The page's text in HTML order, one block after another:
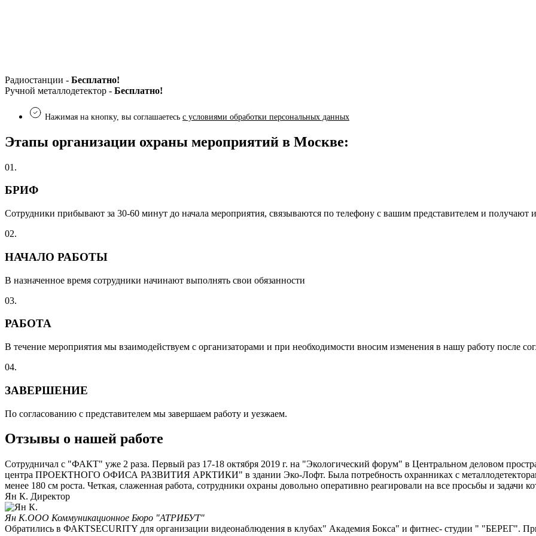
Радиостанции - Бесплатно!
Ручной металлодетектор - Бесплатно!
Нажимая на кнопку, вы соглашаетесь с условиями обработки персональных данных
Этапы организации охраны мероприятий в Москве:
01.
БРИФ
Сотрудники прибывают за 30-60 минут до начала мероприятия, связываются по телефону с вашим представителем и получают
02.
НАЧАЛО РАБОТЫ
В назначенное время сотрудники начинают выполнять свои обязанности
03.
РАБОТА
В течение мероприятия мы взаимодействуем с организаторами и при необходимости вносим изменения в нашу работу после
04.
ЗАВЕРШЕНИЕ
По согласованию с представителем мы завершаем работу и уезжаем.
Отзывы о нашей работе
Сотрудничал с "ФАКТ" уже 2 раза. Первый раз 17-18 октября 2019 г. на "Экологический форум" в Центральном деловом
центра ПРОЕКТНОГО ОФИСА РАЗВИТИЯ АРКТИКИ" в здании Эко-Лофт. Была потребность охранниках с
менее 180 см роста. Четкая, слаженная работа, сотрудники охраны довольно оперативно реагировали на все просьбы и
Ян К. Директор
Ян К.ООО Коммуникационное Бюро "АТРИБУТ"
Обратились в ФАКТSECURITY для организации видеонаблюдения в клубах" Академия Бокса" и фитнес- студии " "БЕРЕГ".